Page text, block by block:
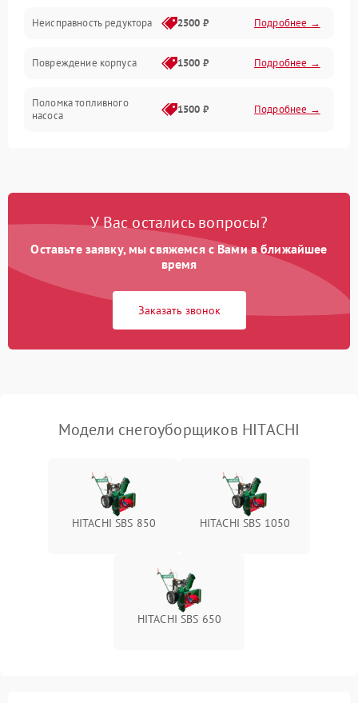
Неисправность редуктора 2500 ₽ Подробнее →
Повреждение корпуса 1500 ₽ Подробнее →
Поломка топливного
насоса
1500 ₽ Подробнее →
карбюратора
Подробнее →
фильтра
300 ₽ Подробнее →
Неисправность системы
Подробнее →
Повреждение троса
Подробнее →
1000 ₽
У Вас остались вопросы?
Оставьте заявку, мы свяжемся с Вами в ближайшее
время
Заказать звонок
Модели снегоуборщиков HITACHI
HITACHI SBS 850 HITACHI SBS 1050
HITACHI SBS 650